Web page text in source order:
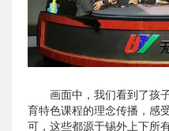
画面中，我们看到了孩
育特色课程的理念传播，感
可，这些都源于锡外上下所